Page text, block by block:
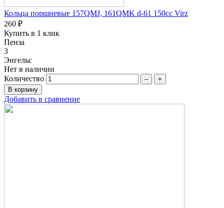
Кольца поршневые 157QMJ, 161QMK d-61 150сc Virz
260 ₽
Купить в 1 клик
Пенза
3
Энгельс
Нет в наличии
Количество
– +
Добавить в сравнение